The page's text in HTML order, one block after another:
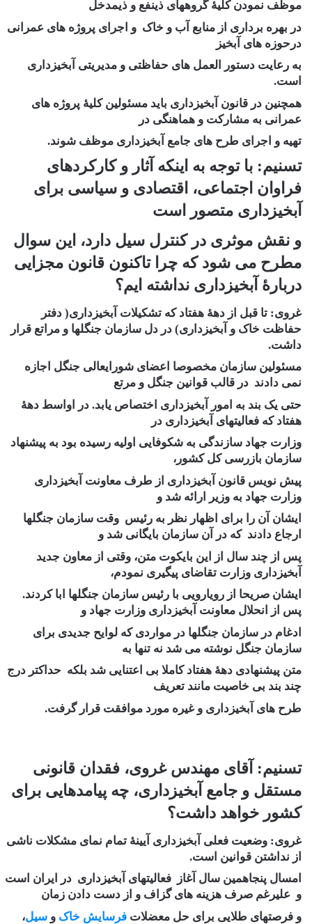
موظف نمودن کلیۀ گروههای ذینفع و ذیمدخل
در بهره برداری از منابع آب و خاک و اجرای پروژه های عمرانی
درحوزه های آبخیز
به رعایت دستور العمل های حفاظتی و مدیریتی آبخیزداری
است.
همچنین در قانون آبخیزداری باید مسئولین کلیۀ پروژه های
عمرانی به مشارکت و هماهنگی در
تهیه و اجرای طرح های جامع آبخیزداری موظف شوند.
تسنیم: با توجه به اینکه آثار و کارکردهای
فراوان اجتماعی، اقتصادی و سیاسی برای
آبخیزداری متصور است
و نقش موثری در کنترل سیل دارد، این سوال
مطرح می شود که چرا تاکنون قانون مجزایی
دربارۀ آبخیزداری نداشته ایم؟
غروی: تا قبل از دهۀ هفتاد که تشکیلات آبخیزداری( دفتر
حفاظت خاک و آبخیزداری) در دل سازمان جنگلها و مراتع قرار
داشت.
مسئولین سازمان مخصوصا اعضای شورایعالی جنگل اجازه
نمی دادند در قالب قوانین جنگل و مرتع
حتی یک بند به امور آبخیزداری اختصاص یابد. در اواسط دهۀ
هفتاد که فعالیتهای آبخیزداری در
وزارت جهاد سازندگی به شکوفایی اولیه رسیده بود به پیشنهاد
سازمان بازرسی کل کشور،
پیش نویس قانون آبخیزداری از طرف معاونت آبخیزداری
وزارت جهاد به وزیر ارائه شد و
ایشان آن را برای اظهار نظر به رئیس وقت سازمان جنگلها
ارجاع دادند که در آن سازمان بایگانی شد و
پس از چند سال از این بایکوت متن، وقتی از معاون جدید
آبخیزداری وزارت تقاضای پیگیری نمودم،
ایشان صریحا از رویارویی با رئیس سازمان جنگلها ابا کردند.
پس از انحلال معاونت آبخیزداری وزارت جهاد و
ادغام در سازمان جنگلها در مواردی که لوایح جدیدی برای
سازمان جنگل نوشته می شد نه تنها به
متن پیشنهادی دهۀ هفتاد کاملا بی اعتنایی شد بلکه حداکتر درج
چند بند بی خاصیت مانند تعریف
طرح های آبخیزداری و غیره مورد موافقت قرار گرفت.
تسنیم: آقای مهندس غروی، فقدان قانونی
مستقل و جامع آبخیزداری، چه پیامدهایی برای
کشور خواهد داشت؟
غروی: وضعیت فعلی آبخیزداری آیینۀ تمام نمای مشکلات ناشی
از نداشتن قوانین است.
امسال پنجاهمین سال آغاز فعالیتهای آبخیزداری در ایران است
و علیرغم صرف هزینه های گزاف و از دست دادن زمان
و فرصتهای طلایی برای حل معضلات فرسایش خاک و سیل،